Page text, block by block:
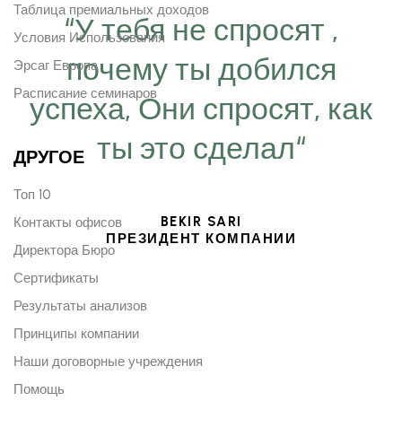
“У тебя не спросят ,
почему ты добился
успеха, Они спросят, как
ты это сделал“
BEKIR SARI
ПРЕЗИДЕНТ КОМПАНИИ
Таблица премиальных доходов
Условия Использования
Эрсаг Европа
Расписание семинаров
ДРУГОЕ
Топ 10
Контакты офисов
Директора Бюро
Сертификаты
Результаты анализов
Принципы компании
Наши договорные учреждения
Помощь